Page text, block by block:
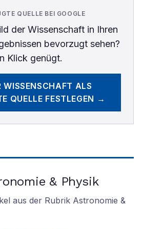
QUELLE BEI GOOGLE
der Wissenschaftin Ihren
bevorzugt sehen?
Klick genügt.
WISSENSCHAFT ALS
QUELLE FESTLEGEN →
& Physik
aus der Rubrik Astronomie &